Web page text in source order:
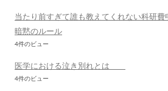
当たり前すぎて誰も教えてくれない科研費
暗黙のルール
4件のビュー
医学における泣き別れとは
4件のビュー